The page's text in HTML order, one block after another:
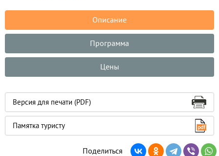
Описание
Программа
Цены
Версия для печати (PDF)
Памятка туристу
Поделиться